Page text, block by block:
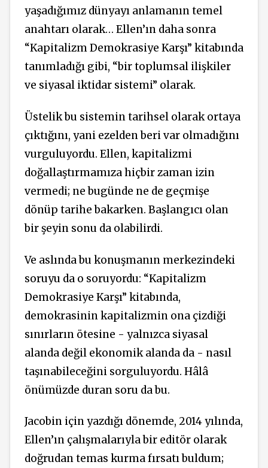
yaşadığımız dünyayı anlamanın temel
anahtarı olarak… Ellen’ın daha sonra
“Kapitalizm Demokrasiye Karşı” kitabında
tanımladığı gibi, “bir toplumsal ilişkiler
ve siyasal iktidar sistemi” olarak.
Üstelik bu sistemin tarihsel olarak ortaya
çıktığını, yani ezelden beri var olmadığını
vurguluyordu. Ellen, kapitalizmi
doğallaştırmamıza hiçbir zaman izin
vermedi; ne bugünde ne de geçmişe
dönüp tarihe bakarken. Başlangıcı olan
bir şeyin sonu da olabilirdi.
Ve aslında bu konuşmanın merkezindeki
soruyu da o soruyordu: “Kapitalizm
Demokrasiye Karşı” kitabında,
demokrasinin kapitalizmin ona çizdiği
sınırların ötesine - yalnızca siyasal
alanda değil ekonomik alanda da - nasıl
taşınabileceğini sorguluyordu. Hâlâ
önümüzde duran soru da bu.
Jacobin için yazdığı dönemde, 2014 yılında,
Ellen’ın çalışmalarıyla bir editör olarak
doğrudan temas kurma fırsatı buldum;